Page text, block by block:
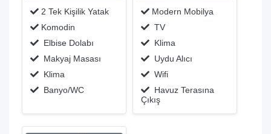
2 Tek Kişilik Yatak
Komodin
Elbise Dolabı
Makyaj Masası
Klima
Banyo/WC
Modern Mobilya
TV
Klima
Uydu Alıcı
Wifi
Havuz Terasına
Çıkış